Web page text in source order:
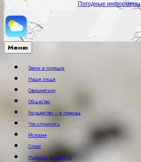
Погодные информеры
Меню
Закон и порядок
Наши люди
Официально
Общество
Государство – в помощь
Что случилось
История
Спорт
Написать редактору